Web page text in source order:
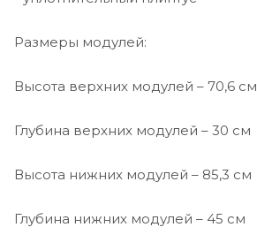
Размеры модулей:
Высота верхних модулей – 70,6 см
Глубина верхних модулей – 30 см
Высота нижних модулей – 85,3 см
Глубина нижних модулей – 45 см